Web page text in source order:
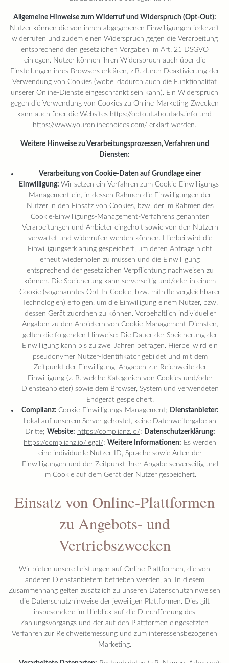
Allgemeine Hinweise zum Widerruf und Widerspruch (Opt-Out):
Nutzer können die von ihnen abgegebenen Einwilligungen jederzeit
widerrufen und zudem einen Widerspruch gegen die Verarbeitung
entsprechend den gesetzlichen Vorgaben im Art. 21 DSGVO
einlegen. Nutzer können ihren Widerspruch auch über die
Einstellungen ihres Browsers erklären, z.B. durch Deaktivierung der
Verwendung von Cookies (wobei dadurch auch die Funktionalität
unserer Online-Dienste eingeschränkt sein kann). Ein Widerspruch
gegen die Verwendung von Cookies zu Online-Marketing-Zwecken
kann auch über die Websites https://optout.aboutads.info und
https://www.youronlinechoices.com/ erklärt werden.
Weitere Hinweise zu Verarbeitungsprozessen, Verfahren und
Diensten:
Verarbeitung von Cookie-Daten auf Grundlage einer
Einwilligung: Wir setzen ein Verfahren zum Cookie-Einwilligungs-
Management ein, in dessen Rahmen die Einwilligungen der
Nutzer in den Einsatz von Cookies, bzw. der im Rahmen des
Cookie-Einwilligungs-Management-Verfahrens genannten
Verarbeitungen und Anbieter eingeholt sowie von den Nutzern
verwaltet und widerrufen werden können. Hierbei wird die
Einwilligungserklärung gespeichert, um deren Abfrage nicht
erneut wiederholen zu müssen und die Einwilligung
entsprechend der gesetzlichen Verpflichtung nachweisen zu
können. Die Speicherung kann serverseitig und/oder in einem
Cookie (sogenanntes Opt-In-Cookie, bzw. mithilfe vergleichbarer
Technologien) erfolgen, um die Einwilligung einem Nutzer, bzw.
dessen Gerät zuordnen zu können. Vorbehaltlich individueller
Angaben zu den Anbietern von Cookie-Management-Diensten,
gelten die folgenden Hinweise: Die Dauer der Speicherung der
Einwilligung kann bis zu zwei Jahren betragen. Hierbei wird ein
pseudonymer Nutzer-Identifikator gebildet und mit dem
Zeitpunkt der Einwilligung, Angaben zur Reichweite der
Einwilligung (z. B. welche Kategorien von Cookies und/oder
Diensteanbieter) sowie dem Browser, System und verwendeten
Endgerät gespeichert.
Complianz: Cookie-Einwilligungs-Management; Dienstanbieter:
Lokal auf unserem Server gehostet, keine Datenweitergabe an
Dritte; Website: https://complianz.io/; Datenschutzerklärung:
https://complianz.io/legal/; Weitere Informationen: Es werden
eine individuelle Nutzer-ID, Sprache sowie Arten der
Einwilligungen und der Zeitpunkt ihrer Abgabe serverseitig und
im Cookie auf dem Gerät der Nutzer gespeichert.
Einsatz von Online-Plattformen
zu Angebots- und
Vertriebszwecken
Wir bieten unsere Leistungen auf Online-Plattformen, die von
anderen Dienstanbietern betrieben werden, an. In diesem
Zusammenhang gelten zusätzlich zu unseren Datenschutzhinweisen
die Datenschutzhinweise der jeweiligen Plattformen. Dies gilt
insbesondere im Hinblick auf die Durchführung des
Zahlungsvorgangs und der auf den Plattformen eingesetzten
Verfahren zur Reichweitemessung und zum interessensbezogenen
Marketing.